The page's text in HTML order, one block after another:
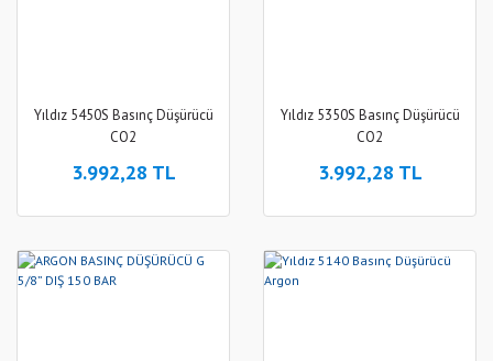
Yıldız 5450S Basınç Düşürücü
CO2
3.992,28 TL
Yıldız 5350S Basınç Düşürücü
CO2
3.992,28 TL